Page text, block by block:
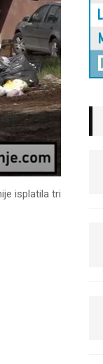
isplatila tri